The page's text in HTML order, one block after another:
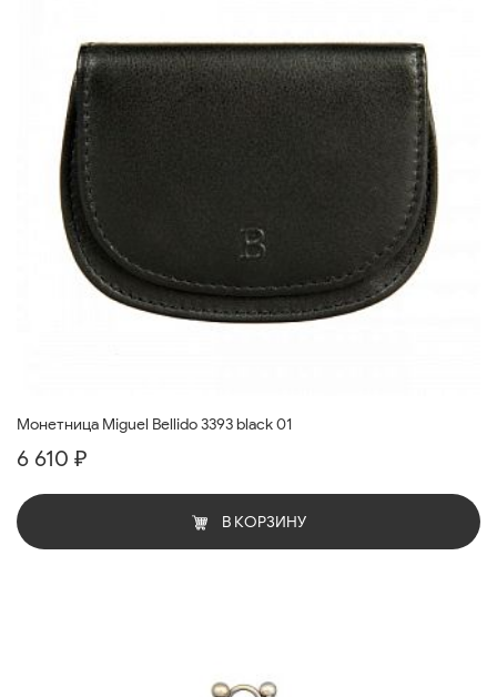
Монетница Miguel Bellido 3393 black 01
6 610 ₽
В КОРЗИНУ